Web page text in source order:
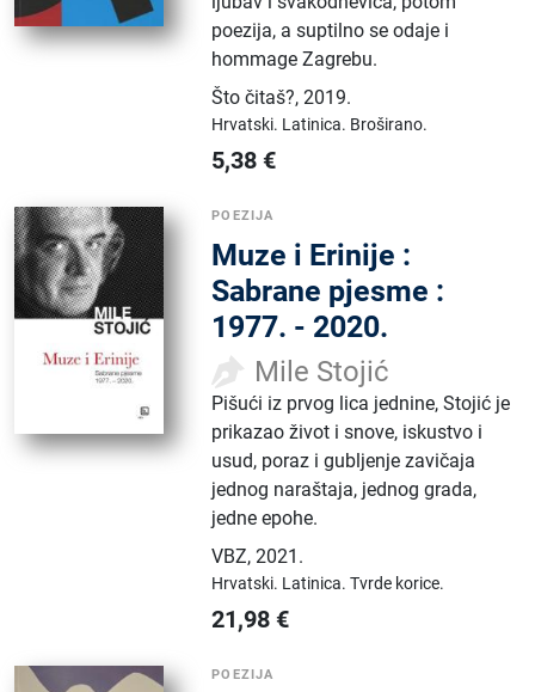
poezija, a suptilno se odaje i
hommage Zagrebu.
Što čitaš?,2019.
Hrvatski. Latinica. Broširano.
5,38 €
POEZIJA
Muze i Erinije :
Sabrane pjesme :
1977. - 2020.
Mile Stojić
Pišući iz prvog lica jednine, Stojić je
prikazao život i snove, iskustvo i
usud, poraz i gubljenje zavičaja
jednog naraštaja, jednog grada,
jedne epohe.
VBZ,2021.
Hrvatski. Latinica.Tvrde korice.
21,98 €
POEZIJA